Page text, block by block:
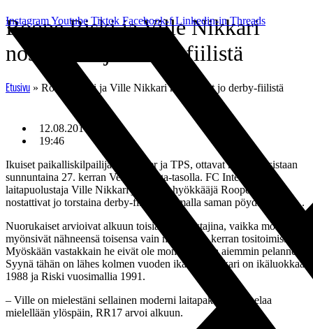
Mene
sisältöön
InstagramYoutube Tiktok Facebook-f Linkedin-in Threads
Roope Riski ja Ville Nikkari
nostattivat jo derby-fiilistä
Etusivu » Roope Riski ja Ville Nikkari nostattivat jo derby-fiilistä
12.08.2010
19:46
Ikuiset paikalliskilpailijat, FC Inter ja TPS, ottavat mittaa toisistaan
sunnuntaina 27. kerran Veikkausliiga-tasolla. FC Interin
laitapuolustaja Ville Nikkari ja TPS:n hyökkääjä Roope Riski
nostattivat jo torstaina derby-fiilistä istumalla saman pöydän takana..
Nuorukaiset arvioivat alkuun toisiaan vastustajina, vaikka molemmat
myönsivät nähneensä toisensa vain muutaman kerran tositoimissa.
Myöskään vastakkain he eivät ole montaa kertaa aiemmin pelanneet.
Syynä tähän on lähes kolmen vuoden ikäero. Nikkari on ikäluokkaa
1988 ja Riski vuosimallia 1991.
– Ville on mielestäni sellainen moderni laitapakki, joka pelaa
mielellään ylöspäin, RR17 arvoi alkuun.